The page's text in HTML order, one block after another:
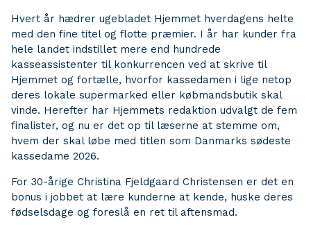
Hvert år hædrer ugebladet Hjemmet hverdagens helte
med den fine titel og flotte præmier. I år har kunder fra
hele landet indstillet mere end hundrede
kasseassistenter til konkurrencen ved at skrive til
Hjemmet og fortælle, hvorfor kassedamen i lige netop
deres lokale supermarked eller købmandsbutik skal
vinde. Herefter har Hjemmets redaktion udvalgt de fem
finalister, og nu er det op til læserne at stemme om,
hvem der skal løbe med titlen som Danmarks sødeste
kassedame 2026.
For 30-årige Christina Fjeldgaard Christensen er det en
bonus i jobbet at lære kunderne at kende, huske deres
fødselsdage og foreslå en ret til aftensmad.